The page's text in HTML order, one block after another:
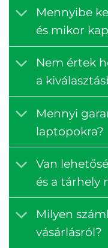
Mennyibe
és mikor
Nem értek
a
Mennyi
laptopokra?
Van
és a tárhely
Milyen
vásárlásról?